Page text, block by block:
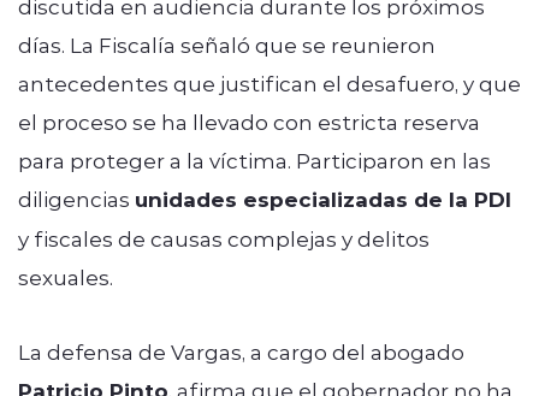
discutida en audiencia durante los próximos
días. La Fiscalía señaló que se reunieron
antecedentes que justifican el desafuero, y que
el proceso se ha llevado con estricta reserva
para proteger a la víctima. Participaron en las
diligencias unidades especializadas de la PDI
y fiscales de causas complejas y delitos
sexuales.
La defensa de Vargas, a cargo del abogado
Patricio Pinto, afirma que el gobernador no ha